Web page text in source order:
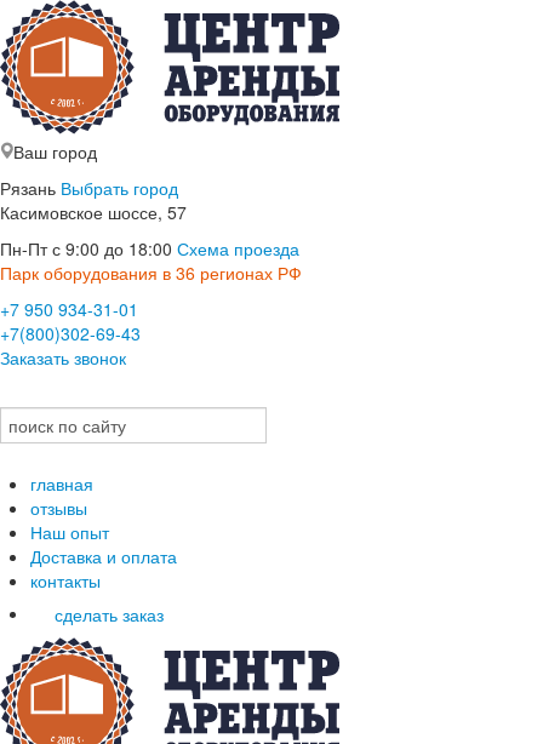
Ваш город
Рязань Выбрать город
Касимовское шоссе, 57
Пн-Пт с 9:00 до 18:00 Схема проезда
Парк оборудования в 36 регионах РФ
+7 950 934-31-01
+7(800)302-69-43
Заказать звонок
главная
отзывы
Наш опыт
Доставка и оплата
контакты
сделать заказ